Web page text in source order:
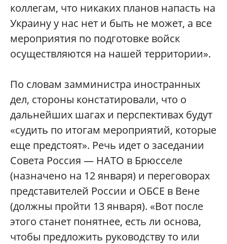
коллегам, что никаких планов напасть на
Украину у нас нет и быть не может, а все
мероприятия по подготовке войск
осуществляются на нашей территории».
По словам замминистра иностранных
дел, стороны констатировали, что о
дальнейших шагах и перспективах будут
«судить по итогам мероприятий, которые
еще предстоят». Речь идет о заседании
Совета Россия — НАТО в Брюсселе
(назначено на 12 января) и переговорах
представителей России и ОБСЕ в Вене
(должны пройти 13 января). «Вот после
этого станет понятнее, есть ли основа,
чтобы предложить руководству то или